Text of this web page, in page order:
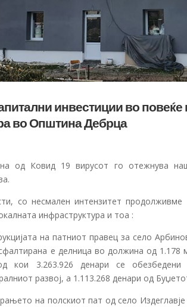
инвестиции во повеќе
во Општина Дебрца
од Ковид 19 вирусот го отежнува
со несмален интензитет продолживме
инфраструктура и тоа :
на патниот правец за село
е делница во должина од 1.178
кои 3.263.926 денари се
развој, а 1.113.268 денари од
на полскиот пат од село